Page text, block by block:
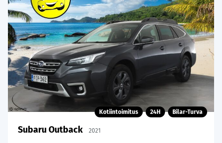
Kotiintoimitus 24H Bilar-Turva
Subaru Outback 2021